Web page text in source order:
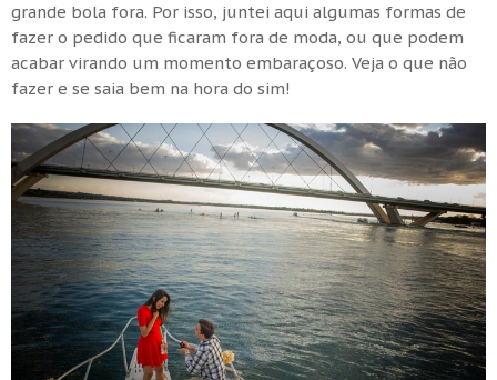
grande bola fora. Por isso, juntei aqui algumas formas de
fazer o pedido que ficaram fora de moda, ou que podem
acabar virando um momento embaraçoso. Veja o que não
fazer e se saia bem na hora do sim!